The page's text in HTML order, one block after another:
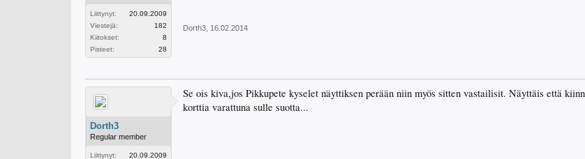
Liittynyt:
20.09.2009
Viestejä:
182
Kiitokset:
8
Pisteet:
28
Dorth3 16.02.2014
Dorth3
Regular member
Liittynyt:
20.09.2009
Se ois kiva,jos Pikkupete kyselet näyttiksen perään niin myös sitten vastailisit. Näyttäis että
korttia varattuna sulle suotta...